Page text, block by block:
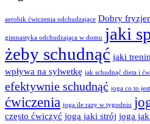
aerobik ćwiczenia odchudzające Dobry
gimnastyka odchudzająca w domu jaki
żeby schudnąć jaki
wpływa na sylwetkę jak schudnąć dieta i
efektywnie schudnąć joga co to jest
ćwiczenia joga ile razy w tygodniu
często ćwiczyć joga jaki strój joga